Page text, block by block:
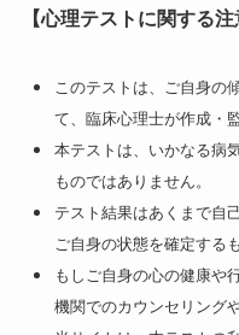
【心理テストに関する注
このテストは、ご自身の
て、臨床心理士が作成・
本テストは、いかなる病
ものではありません。
テスト結果はあくまで自
ご自身の状態を確定する
もしご自身の心の健康や
機関でのカウンセリング